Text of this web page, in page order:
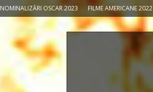
NOMINALIZĂRI OSCAR 2023 FILME AMERICANE 2022